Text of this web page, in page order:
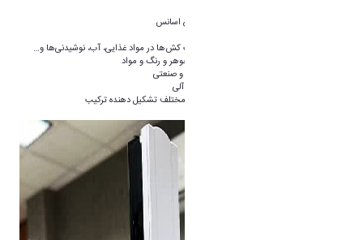
*شناسایی ترکیبات مختلف تشکیل دهنده انواع اسانس
*آنالیز ترکیبات دارویی و صنعتی و سموم و آفت کش‌ها در مواد غذایی، آب، نوشیدنی‌ها و…
*جداسازی و آنالیز مواد پلیمری و چسب‌ها و جوهر و رنگ و مواد
*جداسازی و شناسایی گازهای شیمیایی جنگی و صنعتی
*آنالیز و محاسبه‌ی کمی عناصر فرار و نیمه فرار آلی
*تشخیص عناصر آلی با جداسازی قسمت‌های مختلف تشکیل دهنده ترکیب